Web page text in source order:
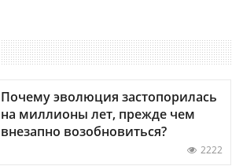
Почему эволюция застопорилась
на миллионы лет, прежде чем
внезапно возобновиться?
2222